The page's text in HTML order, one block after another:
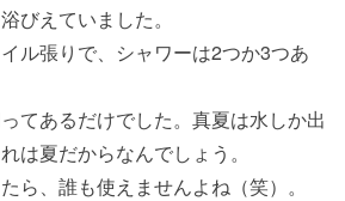
びえていました。
ル張りで、シャワーは2つか3つあ
てあるだけでした。真夏は水しか出
は夏だからなんでしょう。
ら、誰も使えませんよね（笑）。